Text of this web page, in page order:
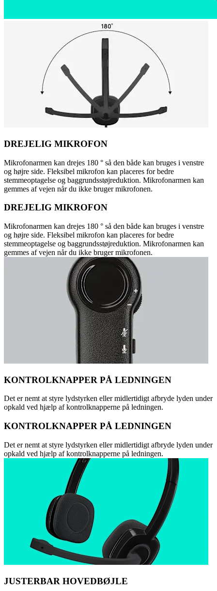
DREJELIG MIKROFON
Mikrofonarmen kan drejes 180 ° så den både kan bruges i venstre
og højre side. Fleksibel mikrofon kan placeres for bedre
stemmeoptagelse og baggrundsstøjreduktion. Mikrofonarmen kan
gemmes af vejen når du ikke bruger mikrofonen.
DREJELIG MIKROFON
Mikrofonarmen kan drejes 180 ° så den både kan bruges i venstre
og højre side. Fleksibel mikrofon kan placeres for bedre
stemmeoptagelse og baggrundsstøjreduktion. Mikrofonarmen kan
gemmes af vejen når du ikke bruger mikrofonen.
KONTROLKNAPPER PÅ LEDNINGEN
Det er nemt at styre lydstyrken eller midlertidigt afbryde lyden under
opkald ved hjælp af kontrolknapperne på ledningen.
KONTROLKNAPPER PÅ LEDNINGEN
Det er nemt at styre lydstyrken eller midlertidigt afbryde lyden under
opkald ved hjælp af kontrolknapperne på ledningen.
JUSTERBAR HOVEDBØJLE